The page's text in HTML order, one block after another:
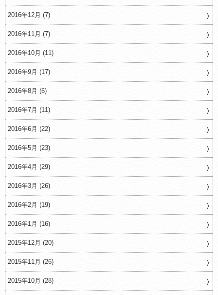
2016年12月 (7)
2016年11月 (7)
2016年10月 (11)
2016年9月 (17)
2016年8月 (6)
2016年7月 (11)
2016年6月 (22)
2016年5月 (23)
2016年4月 (29)
2016年3月 (26)
2016年2月 (19)
2016年1月 (16)
2015年12月 (20)
2015年11月 (26)
2015年10月 (28)